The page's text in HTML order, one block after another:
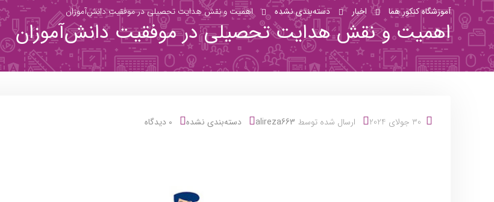
آموزشگاه کنکور هما اخبار دسته‌بندی نشده اهمیت و نقش هدایت تحصیلی در موفقیت دانش‌آموزان
اهمیت و نقش هدایت تحصیلی در موفقیت دانش‌آموزان
30 جولای 2024 ارسال شده توسط alireza663 دسته‌بندی نشده 0 دیدگاه